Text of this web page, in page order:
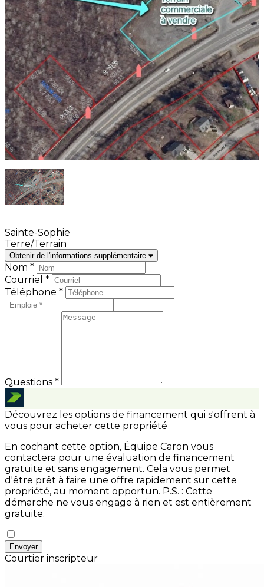
Sainte-Sophie
Terre/Terrain
Obtenir de l'informations supplémentaire
Nom *
Courriel *
Téléphone *
Questions *
Découvrez les options de financement qui s'offrent à
vous pour acheter cette propriété
En cochant cette option, Équipe Caron vous
contactera pour une évaluation de financement
gratuite et sans engagement. Cela vous permet
d'être prêt à faire une offre rapidement sur cette
propriété, au moment opportun. P.S. : Cette
démarche ne vous engage à rien et est entièrement
gratuite.
Envoyer
Courtier inscripteur